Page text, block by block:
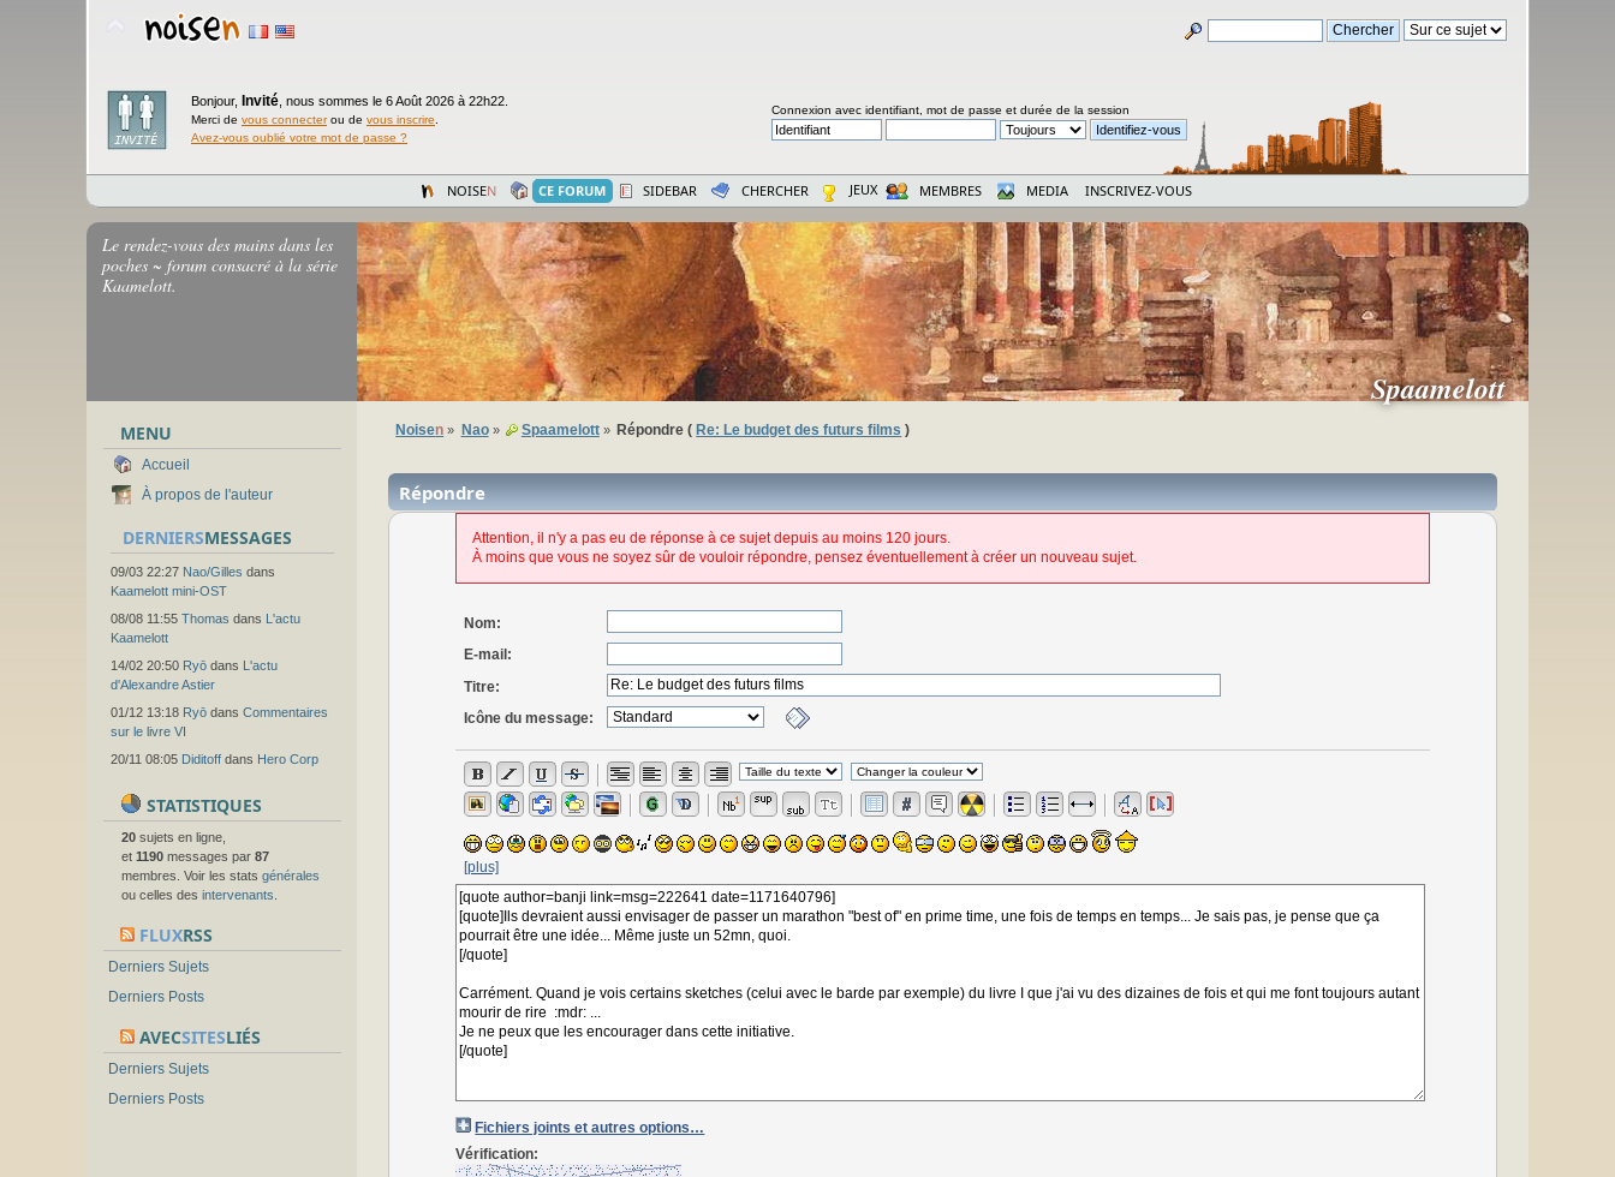
Bonjour, Invité nous sommes le 6 Août 2026 à 22h22.
Merci de vous connecterou de vous inscrire
Avez-vous oublié votre mot de passe ?
Connexion avec identifiant, mot de passe et durée de la session
NOISEN CE FORUM SIDEBAR CHERCHER JEUX MEMBRES MEDIA INSCRIVEZ-VOUS
Le rendez-vous des mains dans les
poches ~ forum consacré à la série
Kaamelott.
MENU
Accueil
À propos de l'auteur
DERNIERSMESSAGES
09/03 22:27 Nao/Gilles dans
Kaamelott mini-OST
08/08 11:55 Thomas dans L'actu
Kaamelott
14/02 20:50 Ryō dans L'actu
d'Alexandre Astier
01/12 13:18 Ryō dans Commentaires
sur le livre VI
20/11 08:05 Diditoff dans Hero Corp
STATISTIQUES
20 sujets en ligne,
et 1190 messages par 87
membres. Voir les stats générales
ou celles des intervenants
FLUXRSS
Derniers Sujets
Derniers Posts
AVECSITESLIÉS
Derniers Sujets
Derniers Posts
Spaamelott
Noisen » Nao» Spaamelott» Répondre ( Re: Le budget des futurs films )
Répondre
Attention, il n'y a pas eu de réponse à ce sujet depuis au moins 120 jours.
À moins que vous ne soyez sûr de vouloir répondre, pensez éventuellement à créer un nouveau sujet.
Nom:
E-mail:
Titre:
Icône du message:
[plus]
Fichiers joints et autres options…
Vérification: